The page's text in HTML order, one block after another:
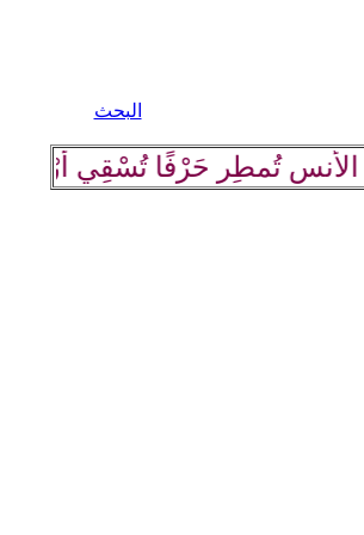
البحث
تُمطِر حَرْفًا تُسْقِي أرْضَهَا